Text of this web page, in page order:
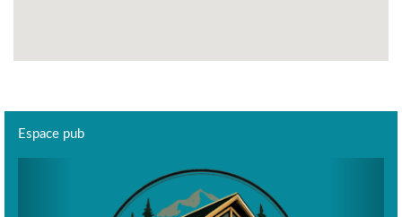
Espace pub